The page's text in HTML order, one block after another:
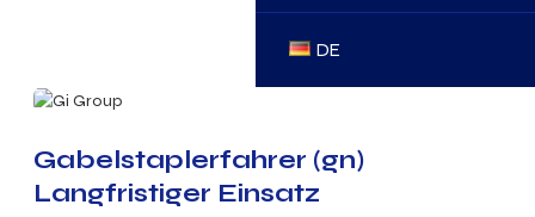
DE
Gabelstaplerfahrer (gn)
Langfristiger Einsatz